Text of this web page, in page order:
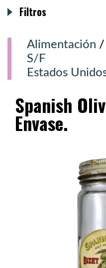
Alimentación /
S/F
Estados
Spanish
Envase.
Filtros